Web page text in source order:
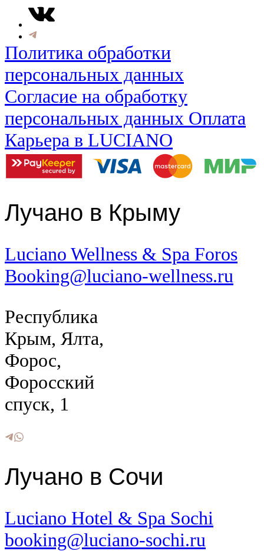
Политика обработки
персональных данных
Cогласие на обработку
персональных данных Оплата
Карьера в LUCIANO
Лучано в Крыму
Luciano Wellness & Spa Foros
Booking@luciano-wellness.ru
Республика
Крым, Ялта,
Форос,
Форосский
спуск, 1
Лучано в Сочи
Luciano Hotel & Spa Sochi
booking@luciano-sochi.ru